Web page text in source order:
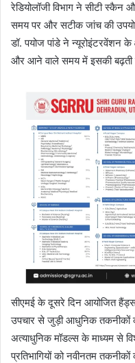
रेडियोलॉजी विभाग ने सीटी
समय पर और सटीक जांच की
डॉ. पयोज पांडे ने न्यूरोइंटरवेंशन के
और आने वाले समय में इसकी बढ़ती
सीएमई के दूसरे दिन आयोजित
उपचार से जुड़ी आधुनिक तकनीकों का
अत्याधुनिक मॉडल्स के माध्यम से
प्रतिभागियों को नवीनतम